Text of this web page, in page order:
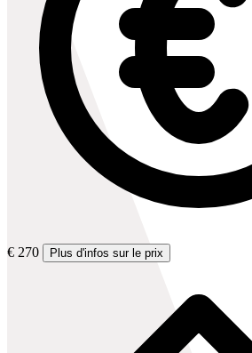
€ 270 Plus d'infos sur le prix